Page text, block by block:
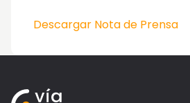
Descargar Nota de Prensa